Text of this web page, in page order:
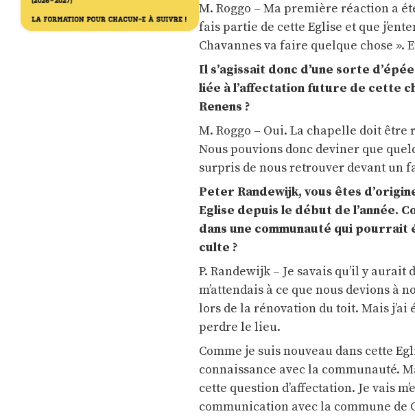
M. Roggo – Ma première réaction a
fais partie de cette Eglise et que
Chavannes va faire quelque chose ».
Il s’agissait donc d’une sorte
liée à l’affectation future de cette
Renens ?
M. Roggo – Oui. La chapelle doit être
Nous pouvions donc deviner que
surpris de nous retrouver devant un
Peter Randewijk, vous êtes
Eglise depuis le début de l’année.
dans une communauté qui
culte ?
P. Randewijk – Je savais qu’il y
m’attendais à ce que nous devions à
lors de la rénovation du toit. Mais j’ai
perdre le lieu.
Comme je suis nouveau dans cette
connaissance avec la communauté.
cette question d’affectation. Je vais
communication avec la commune de